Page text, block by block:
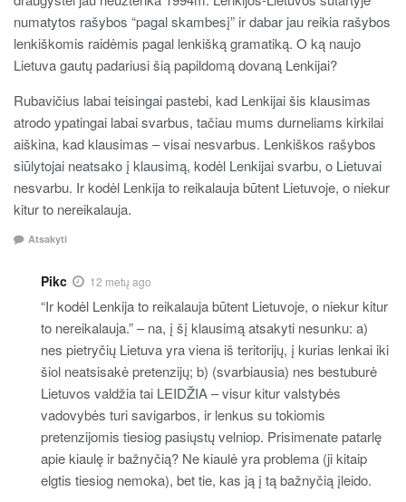
numatytos rašybos “pagal skambesį” ir dabar jau reikia rašybos
lenkiškomis raidėmis pagal lenkišką gramatiką. O ką naujo
Lietuva gautų padariusi šią papildomą dovaną Lenkijai?
Rubavičius labai teisingai pastebi, kad Lenkijai šis klausimas
atrodo ypatingai labai svarbus, tačiau mums durneliams kirkilai
aiškina, kad klausimas – visai nesvarbus. Lenkiškos rašybos
siūlytojai neatsako į klausimą, kodėl Lenkijai svarbu, o Lietuvai
nesvarbu. Ir kodėl Lenkija to reikalauja būtent Lietuvoje, o niekur
kitur to nereikalauja.
Atsakyti
Pikc 12 metų ago
“Ir kodėl Lenkija to reikalauja būtent Lietuvoje, o niekur kitur
to nereikalauja.” – na, į šį klausimą atsakyti nesunku: a)
nes pietryčių Lietuva yra viena iš teritorijų, į kurias lenkai iki
šiol neatsisakė pretenzijų; b) (svarbiausia) nes bestuburė
Lietuvos valdžia tai LEIDŽIA – visur kitur valstybės
vadovybės turi savigarbos, ir lenkus su tokiomis
pretenzijomis tiesiog pasiųstų velniop. Prisimenate patarlę
apie kiaulę ir bažnyčią? Ne kiaulė yra problema (ji kitaip
elgtis tiesiog nemoka), bet tie, kas ją į tą bažnyčią įleido.